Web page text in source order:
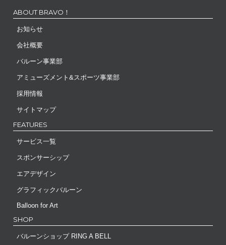
ABOUT BRAVO！
お知らせ
会社概要
バルーン事業部
アミューズメント&スポーツ事業部
採用情報
サイトマップ
FEATURES
サービス一覧
スポンサーシップ
エアデザイン
グラフィックバルーン
Balloon for Art
SHOP
バルーンショップ RING A BELL